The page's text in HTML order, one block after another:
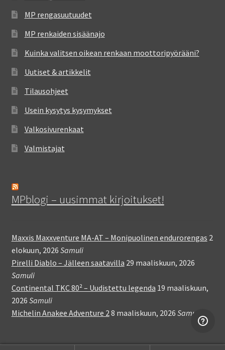
MP rengasuutuudet
MP renkaiden sisäänajo
Kuinka valitsen oikean renkaan moottoripyörääni?
Uutiset & artikkelit
Tilausohjeet
Usein kysytys kysymykset
Valkosivurenkaat
Valmistajat
MPblogi – uusimmat kirjoitukset!
Maxxis Maxxventure MA-AT – Monipuolinen endurorengas 2
elokuun, 2026 Samuli
Pirelli Diablo – Jälleen saatavilla 29 maaliskuun, 2026
Samuli
Continental TKC 80² – Uudistettu legenda 19 maaliskuun,
2026 Samuli
Michelin Anakee Adventure 28 maaliskuun, 2026 Samuli